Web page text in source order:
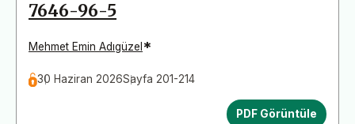
7646-96-5
Mehmet Emin Adıgüzel *
30 Haziran 2026Sayfa 201-214
PDF Görüntüle